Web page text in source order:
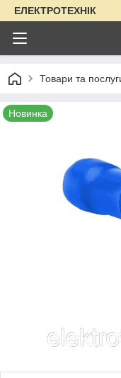
ЕЛЕКТРОТЕХНІК
Товари та
Новинка